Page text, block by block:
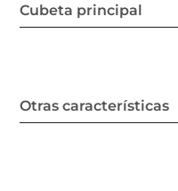
Cubeta principal
Otras características